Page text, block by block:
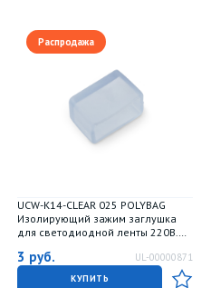
Распродажа
UCW-K14-CLEAR 025 POLYBAG
Изолирующий зажим заглушка
для светодиодной ленты 220В.
штук в пакете. TM Uniel
3 руб. UL-00000871
КУПИТЬ